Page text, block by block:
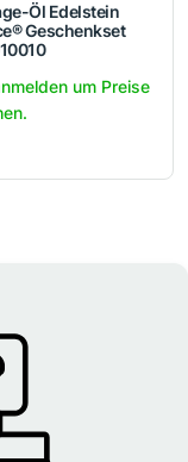
Öl Edelstein
Geschenkset
um Preise